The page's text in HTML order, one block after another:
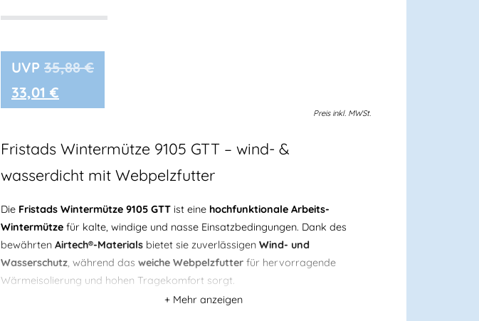
35,88€
33,01 €
Preis inkl. MWSt.
Fristads Wintermütze 9105 GTT – wind- &
wasserdicht mit Webpelzfutter
Die Fristads Wintermütze 9105 GTT ist eine hochfunktionale Arbeits-
Wintermütze für kalte, windige und nasse Einsatzbedingungen. Dank des
bewährten Airtech®-Materials bietet sie zuverlässigen Wind- und
Wasserschutz, während das weiche Webpelzfutter für hervorragende
Wärmeisolierung und hohen Tragekomfort sorgt.
verstellbare Nackenkrempe